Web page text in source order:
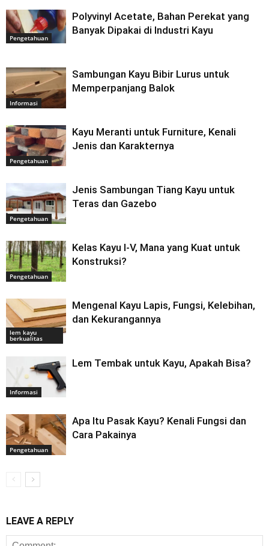
Pengetahuan
Polyvinyl Acetate, Bahan Perekat yang
Banyak Dipakai di Industri Kayu
Informasi
Sambungan Kayu Bibir Lurus untuk
Memperpanjang Balok
Pengetahuan
Kayu Meranti untuk Furniture, Kenali
Jenis dan Karakternya
Pengetahuan
Jenis Sambungan Tiang Kayu untuk
Teras dan Gazebo
Pengetahuan
Kelas Kayu I-V, Mana yang Kuat untuk
Konstruksi?
lem kayu
berkualitas
Mengenal Kayu Lapis, Fungsi, Kelebihan,
dan Kekurangannya
Informasi
Lem Tembak untuk Kayu, Apakah Bisa?
Pengetahuan
Apa Itu Pasak Kayu? Kenali Fungsi dan
Cara Pakainya
LEAVE A REPLY